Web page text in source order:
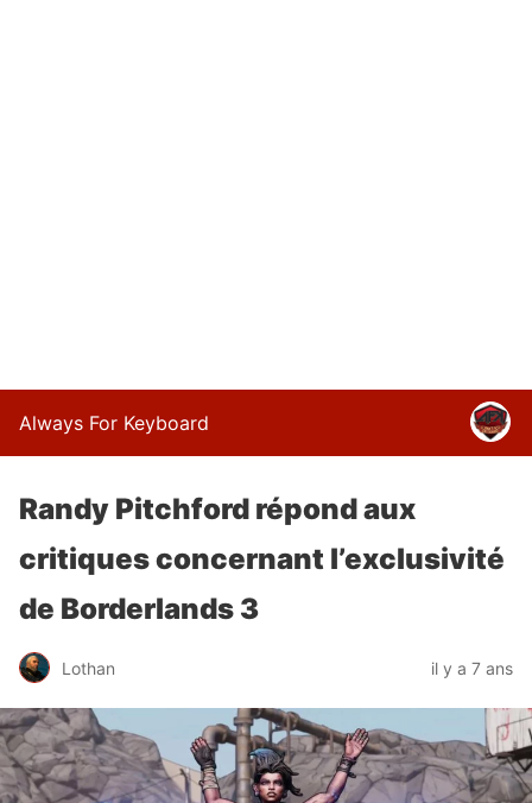
Always For Keyboard
Randy Pitchford répond aux
critiques concernant l’exclusivité
de Borderlands 3
Lothan il y a 7 ans